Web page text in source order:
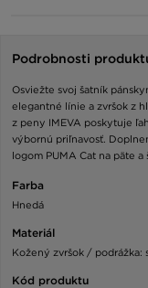
Podrobnosti
Osviežte svoj šatník
elegantné línie a zvršok z
z peny IMEVA poskytuje
výbornú priľnavosť.
logom PUMA Cat na päte a
Farba
Hnedá
Materiál
Kožený zvršok / podrážka:
Kód produktu